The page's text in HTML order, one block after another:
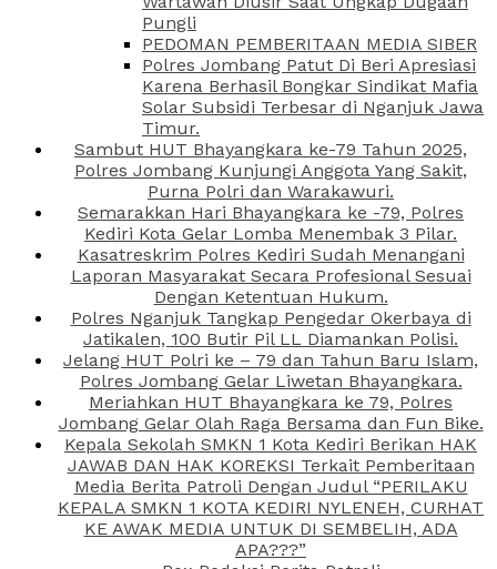
Pungli
PEDOMAN PEMBERITAAN MEDIA SIBER
Polres Jombang Patut Di Beri Apresiasi
Karena Berhasil Bongkar Sindikat Mafia
Solar Subsidi Terbesar di Nganjuk Jawa
Timur.
Sambut HUT Bhayangkara ke-79 Tahun 2025,
Polres Jombang Kunjungi Anggota Yang Sakit,
Purna Polri dan Warakawuri.
Semarakkan Hari Bhayangkara ke -79, Polres
Kediri Kota Gelar Lomba Menembak 3 Pilar.
Kasatreskrim Polres Kediri Sudah Menangani
Laporan Masyarakat Secara Profesional Sesuai
Dengan Ketentuan Hukum.
Polres Nganjuk Tangkap Pengedar Okerbaya di
Jatikalen, 100 Butir Pil LL Diamankan Polisi.
Jelang HUT Polri ke – 79 dan Tahun Baru Islam,
Polres Jombang Gelar Liwetan Bhayangkara.
Meriahkan HUT Bhayangkara ke 79, Polres
Jombang Gelar Olah Raga Bersama dan Fun Bike.
Kepala Sekolah SMKN 1 Kota Kediri Berikan HAK
JAWAB DAN HAK KOREKSI Terkait Pemberitaan
Media Berita Patroli Dengan Judul “PERILAKU
KEPALA SMKN 1 KOTA KEDIRI NYLENEH, CURHAT
KE AWAK MEDIA UNTUK DI SEMBELIH, ADA
APA???”